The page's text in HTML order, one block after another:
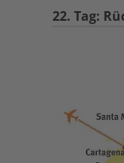
22. Tag: